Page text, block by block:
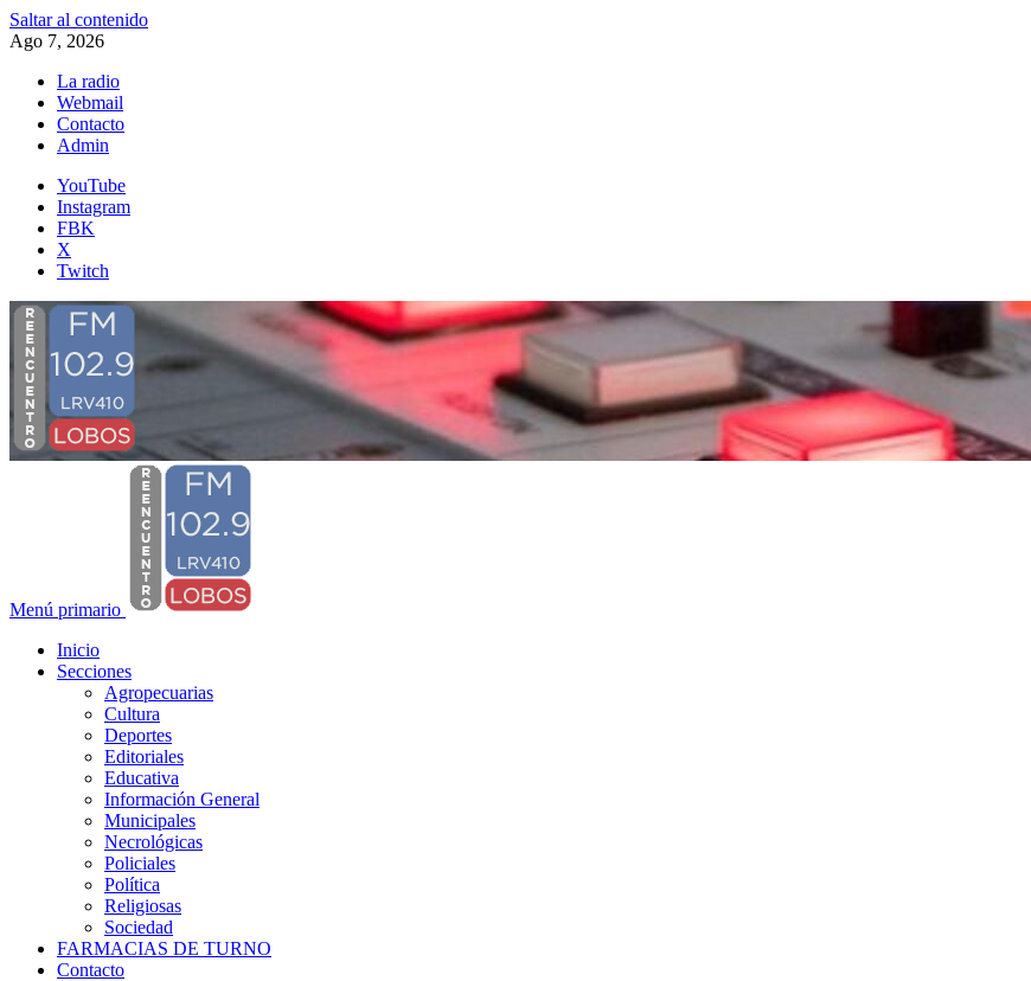
Saltar al contenido
Ago 7, 2026
La radio
Webmail
Contacto
Admin
YouTube
Instagram
FBK
X
Twitch
Menú primario
Inicio
Secciones
Agropecuarias
Cultura
Deportes
Editoriales
Educativa
Información General
Municipales
Necrológicas
Policiales
Política
Religiosas
Sociedad
FARMACIAS DE TURNO
Contacto